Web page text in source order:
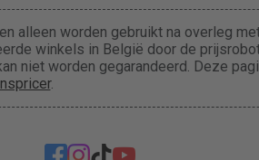
alleen worden gebruikt na overleg
winkels in België door de
niet worden gegarandeerd. Deze
.